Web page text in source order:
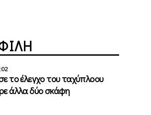
το έλεγχο του ταχύπλοου
άλλα δύο σκάφη